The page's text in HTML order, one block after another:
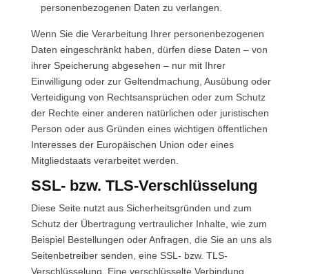
personenbezogenen Daten zu verlangen.
Wenn Sie die Verarbeitung Ihrer personenbezogenen
Daten eingeschränkt haben, dürfen diese Daten – von
ihrer Speicherung abgesehen – nur mit Ihrer
Einwilligung oder zur Geltendmachung, Ausübung oder
Verteidigung von Rechtsansprüchen oder zum Schutz
der Rechte einer anderen natürlichen oder juristischen
Person oder aus Gründen eines wichtigen öffentlichen
Interesses der Europäischen Union oder eines
Mitgliedstaats verarbeitet werden.
SSL- bzw. TLS-Verschlüsselung
Diese Seite nutzt aus Sicherheitsgründen und zum
Schutz der Übertragung vertraulicher Inhalte, wie zum
Beispiel Bestellungen oder Anfragen, die Sie an uns als
Seitenbetreiber senden, eine SSL- bzw. TLS-
Verschlüsselung. Eine verschlüsselte Verbindung